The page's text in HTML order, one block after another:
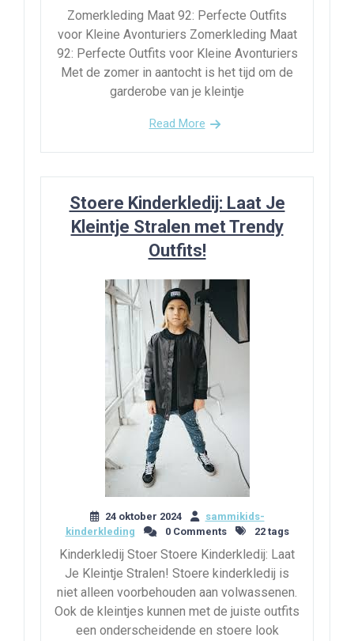
Zomerkleding Maat 92: Perfecte Outfits
voor Kleine Avonturiers Zomerkleding Maat
92: Perfecte Outfits voor Kleine Avonturiers
Met de zomer in aantocht is het tijd om de
garderobe van je kleintje
Read More
Stoere Kinderkledij: Laat Je
Kleintje Stralen met Trendy
Outfits!
24 oktober 2024
sammikids-
kinderkleding
0 Comments 22 tags
Kinderkledij Stoer Stoere Kinderkledij: Laat
Je Kleintje Stralen! Stoere kinderkledij is
niet alleen voorbehouden aan volwassenen.
Ook de kleintjes kunnen met de juiste outfits
een onderscheidende en stoere look